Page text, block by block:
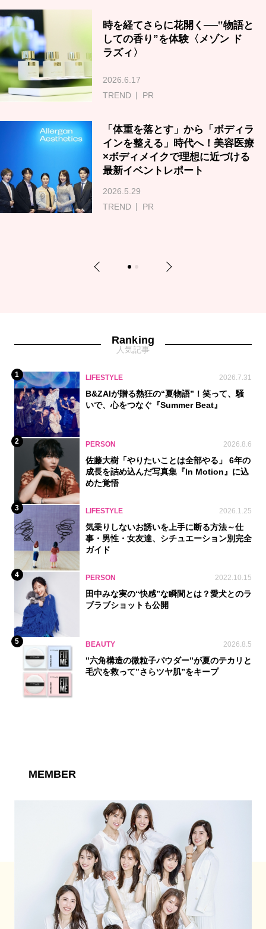
時を経てさらに花開く──‟物語と
しての香り”を体験〈メゾン ド
ラズィ〉
2026.6.17
TREND
PR
「体重を落とす」から「ボディラ
インを整える」時代へ！美容医療
×ボディメイクで理想に近づける
最新イベントレポート
2026.5.29
TREND
PR
Previous 1 2 Next
Ranking
人気記事
1 LIFESTYLE 2026.7.31
B&ZAIが贈る熱狂の“夏物語”！笑って、騒
いで、心をつなぐ『Summer Beat』
2 PERSON 2026.8.6
佐藤大樹「やりたいことは全部やる」 6年の
成長を詰め込んだ写真集『In Motion』に込
めた覚悟
3 LIFESTYLE 2026.1.25
気乗りしないお誘いを上手に断る方法～仕
事・男性・女友達、シチュエーション別完全
ガイド
4 PERSON 2022.10.15
田中みな実の“快感”な瞬間とは？愛犬とのラ
ブラブショットも公開
5 BEAUTY 2026.8.5
‟六角構造の微粒子パウダー”が夏のテカリと
毛穴を救って‟さらツヤ肌”をキープ
MEMBER